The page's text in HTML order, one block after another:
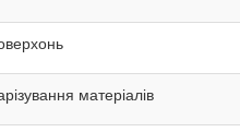
матеріалів